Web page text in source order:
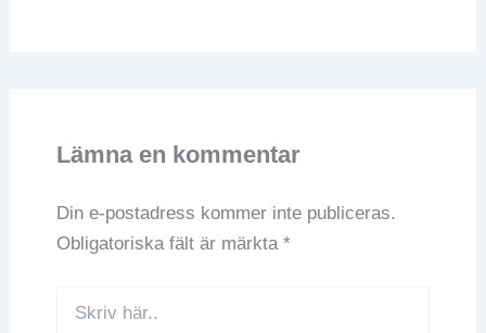
Lämna en kommentar
Din e-postadress kommer inte publiceras.
Obligatoriska fält är märkta *
här..